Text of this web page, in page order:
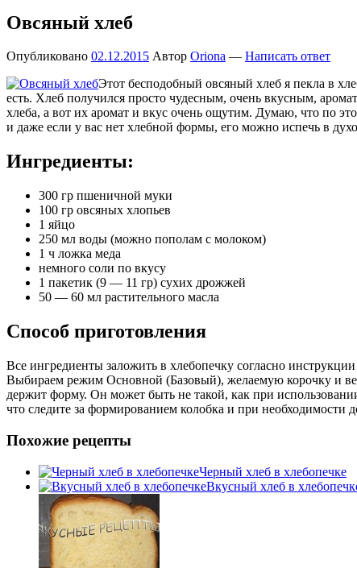
Овсяный хлеб
Опубликовано 02.12.2015 Автор Oriona — Написать ответ
Этот бесподобный овсяный хлеб я пекла в
есть. Хлеб получился просто чудесным, очень вкусным,
хлеба, а вот их аромат и вкус очень ощутим. Думаю, что по
и даже если у вас нет хлебной формы, его можно испечь в
Ингредиенты:
300 гр пшеничной муки
100 гр овсяных хлопьев
1 яйцо
250 мл воды (можно пополам с молоком)
1 ч ложка меда
немного соли по вкусу
1 пакетик (9 — 11 гр) сухих дрожжей
50 — 60 мл растительного масла
Способ приготовления
Все ингредиенты заложить в хлебопечку согласно
Выбираем режим Основной (Базовый), желаемую корочку и
держит форму. Он может быть не такой, как при
что следите за формированием колобка и при необходимости
Похожие рецепты
Черный хлеб в хлебопечке
Вкусный хлеб в